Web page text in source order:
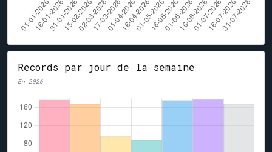
Records par jour de la semaine
En 2026